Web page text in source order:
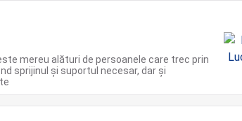
mereu alături de persoanele care trec prin
sprijinul și suportul necesar, dar și